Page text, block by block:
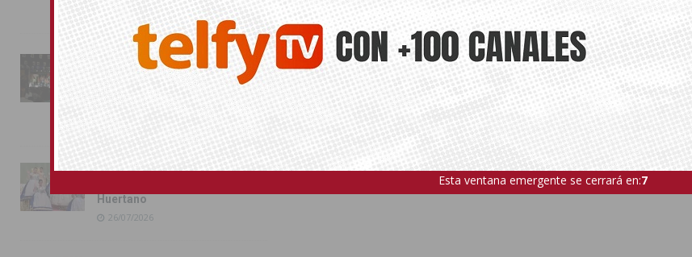
31/07/2026
Pilar de la Horadada
conmemora con emoción el
40º aniversario de su
independencia como municipio
31/07/2026
Almoradí presume de raíces
Huertano
26/07/2026
Esta ventana emergente se cerrará en:6